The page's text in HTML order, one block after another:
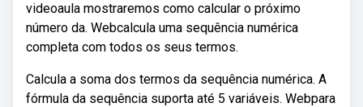
videoaula mostraremos como calcular o próximo
número da. Webcalcula uma sequência numérica
completa com todos os seus termos.
Calcula a soma dos termos da sequência numérica. A
fórmula da sequência suporta até 5 variáveis. Webpara